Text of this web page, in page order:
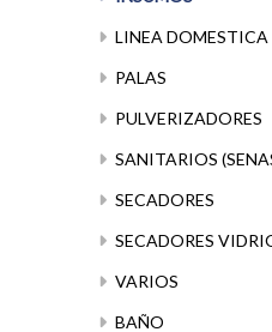
LINEA DOMESTICA
PALAS
PULVERIZADORES
SANITARIOS
SECADORES
SECADORES
VARIOS
BAÑO